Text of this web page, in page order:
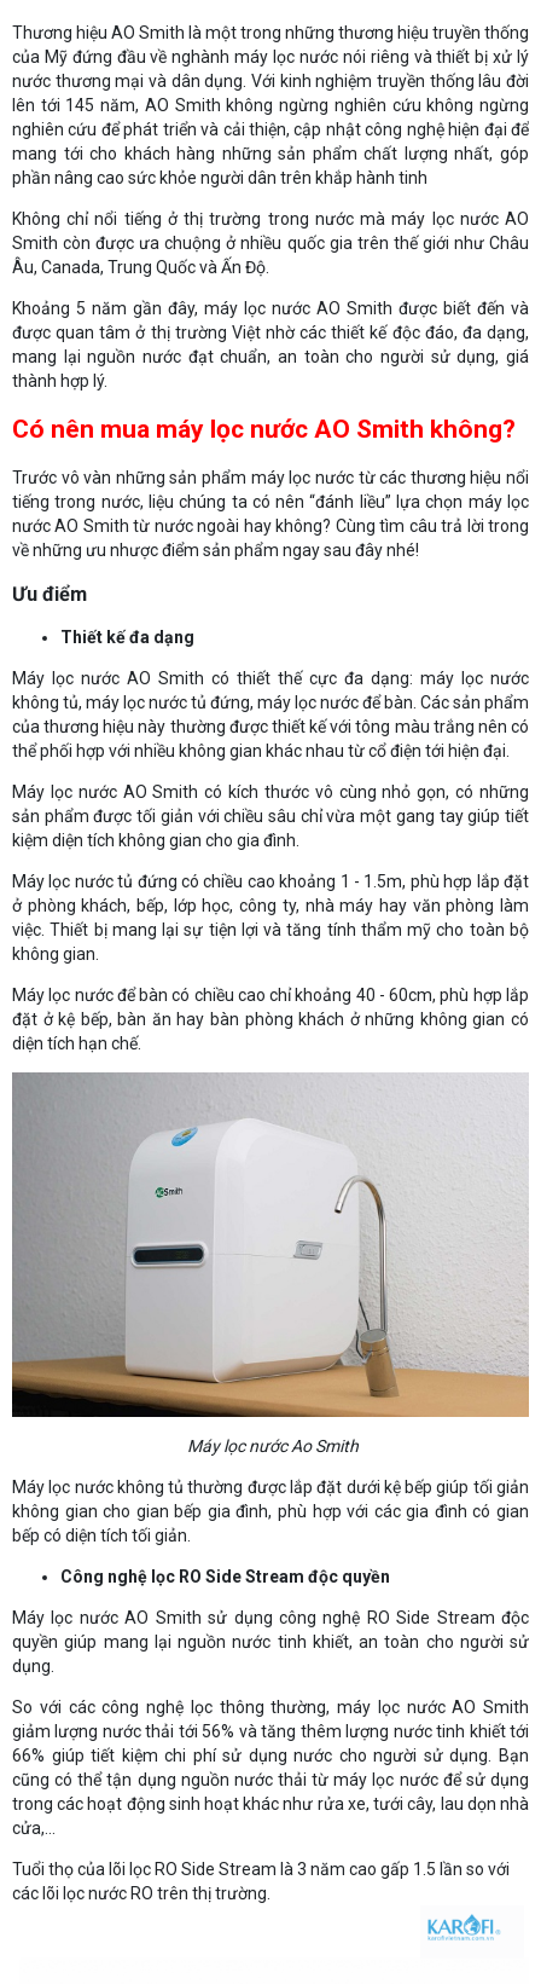
Thương hiệu AO Smith là một trong những thương hiệu truyền thống
của Mỹ đứng đầu về nghành máy lọc nước nói riêng và thiết bị xử lý
nước thương mại và dân dụng. Với kinh nghiệm truyền thống lâu đời
lên tới 145 năm, AO Smith không ngừng nghiên cứu không ngừng
nghiên cứu để phát triển và cải thiện, cập nhật công nghệ hiện đại để
mang tới cho khách hàng những sản phẩm chất lượng nhất, góp
phần nâng cao sức khỏe người dân trên khắp hành tinh
Không chỉ nổi tiếng ở thị trường trong nước mà máy lọc nước AO
Smith còn được ưa chuộng ở nhiều quốc gia trên thế giới như Châu
Âu, Canada, Trung Quốc và Ấn Độ.
Khoảng 5 năm gần đây, máy lọc nước AO Smith được biết đến và
được quan tâm ở thị trường Việt nhờ các thiết kế độc đáo, đa dạng,
mang lại nguồn nước đạt chuẩn, an toàn cho người sử dụng, giá
thành hợp lý.
Có nên mua máy lọc nước AO Smith không?
Trước vô vàn những sản phẩm máy lọc nước từ các thương hiệu nổi
tiếng trong nước, liệu chúng ta có nên “đánh liều” lựa chọn máy lọc
nước AO Smith từ nước ngoài hay không? Cùng tìm câu trả lời trong
về những ưu nhược điểm sản phẩm ngay sau đây nhé!
Ưu điểm
Thiết kế đa dạng
Máy lọc nước AO Smith có thiết thế cực đa dạng: máy lọc nước
không tủ, máy lọc nước tủ đứng, máy lọc nước để bàn. Các sản phẩm
của thương hiệu này thường được thiết kế với tông màu trắng nên có
thể phối hợp với nhiều không gian khác nhau từ cổ điện tới hiện đại.
Máy lọc nước AO Smith có kích thước vô cùng nhỏ gọn, có những
sản phẩm được tối giản với chiều sâu chỉ vừa một gang tay giúp tiết
kiệm diện tích không gian cho gia đình.
Máy lọc nước tủ đứng có chiều cao khoảng 1 - 1.5m, phù hợp lắp đặt
ở phòng khách, bếp, lớp học, công ty, nhà máy hay văn phòng làm
việc. Thiết bị mang lại sự tiện lợi và tăng tính thẩm mỹ cho toàn bộ
không gian.
Máy lọc nước để bàn có chiều cao chỉ khoảng 40 - 60cm, phù hợp lắp
đặt ở kệ bếp, bàn ăn hay bàn phòng khách ở những không gian có
diện tích hạn chế.
Máy lọc nước Ao Smith
Máy lọc nước không tủ thường được lắp đặt dưới kệ bếp giúp tối giản
không gian cho gian bếp gia đình, phù hợp với các gia đình có gian
bếp có diện tích tối giản.
Công nghệ lọc RO Side Stream độc quyền
Máy lọc nước AO Smith sử dụng công nghệ RO Side Stream độc
quyền giúp mang lại nguồn nước tinh khiết, an toàn cho người sử
dụng.
So với các công nghệ lọc thông thường, máy lọc nước AO Smith
giảm lượng nước thải tới 56% và tăng thêm lượng nước tinh khiết tới
66% giúp tiết kiệm chi phí sử dụng nước cho người sử dụng. Bạn
cũng có thể tận dụng nguồn nước thải từ máy lọc nước để sử dụng
trong các hoạt động sinh hoạt khác như rửa xe, tưới cây, lau dọn nhà
cửa,...
Tuổi thọ của lõi lọc RO Side Stream là 3 năm cao gấp 1.5 lần so với
các lõi lọc nước RO trên thị trường.